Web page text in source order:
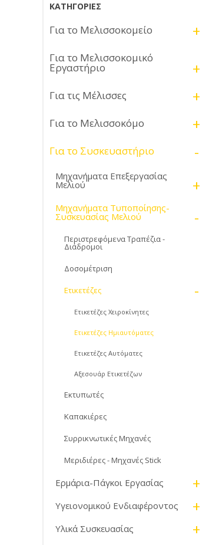
ΚΑΤΗΓΟΡΊΕΣ
Για το Μελισσοκομείο +
Για το Μελισσοκομικό
Εργαστήριο +
Για τις Μέλισσες +
Για το Μελισσοκόμο +
Για το Συσκευαστήριο -
Μηχανήματα Επεξεργασίας
Μελιού +
Μηχανήματα Τυποποίησης-
Συσκευασίας Μελιού -
Περιστρεφόμενα Τραπέζια -
Διάδρομοι
Δοσομέτριση
Ετικετέζες -
Ετικετέζες Χειροκίνητες
Ετικετέζες Ημιαυτόματες
Ετικετέζες Αυτόματες
Αξεσουάρ Ετικετέζων
Εκτυπωτές
Καπακιέρες
Συρρικνωτικές Μηχανές
Μεριδιέρες - Μηχανές Stick
Ερμάρια-Πάγκοι Εργασίας +
Υγειονομικού Ενδιαφέροντος +
Υλικά Συσκευασίας +